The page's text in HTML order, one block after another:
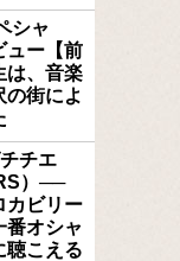
シャ
ュー【前
は、音楽
の街によ
チエ
）──
カビリー
番オシャ
聴こえる